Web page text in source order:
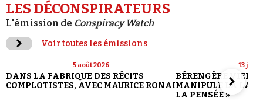
LES DÉCONSPIRATEURS
L'émission de Conspiracy Watch
Voir toutes les émissions
5 août 2026
DANS LA FABRIQUE DES RÉCITS
COMPLOTISTES, AVEC MAURICE RONAI
13
BÉRENGÈRE
MANIPULE LA
LA PENSÉE »